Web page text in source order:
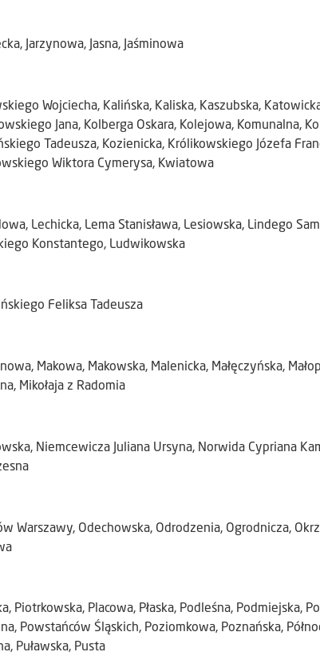
Jarzynowa, Jasna, Jaśminowa
Wojciecha, Kalińska, Kaliska, Kaszubska,
Jana, Kolberga Oskara, Kolejowa, Komunalna,
Tadeusza, Kozienicka, Królikowskiego Józefa
Wiktora Cymerysa, Kwiatowa
Lechicka, Lema Stanisława, Lesiowska, Lindego
Konstantego, Ludwikowska
Feliksa Tadeusza
Makowa, Makowska, Malenicka, Małęczyńska,
Mikołaja z Radomia
Niemcewicza Juliana Ursyna, Norwida Cypriana
Warszawy, Odechowska, Odrodzenia, Ogrodnicza,
Piotrkowska, Placowa, Płaska, Podleśna, Podmiejska,
Powstańców Śląskich, Poziomkowa, Poznańska,
Puławska, Pusta